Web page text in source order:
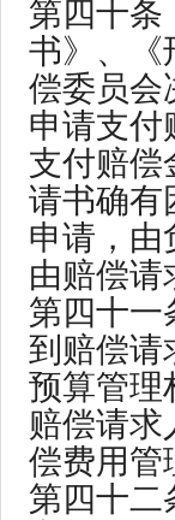
第四十
书》、《
偿委员会
申请支付
支付赔偿
请书确有
申请，由
由赔偿请
第四十
到赔偿请
预算管理
赔偿请求
偿费用管
第四十